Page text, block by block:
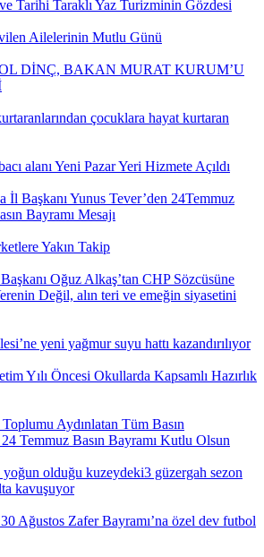
Tarihi Taraklı Yaz Turizminin Gözdesi
Ailelerinin Mutlu Günü
DİNÇ, BAKAN MURAT KURUM’U
çocuklara hayat kurtaran
alanı Yeni Pazar Yeri Hizmete Açıldı
İl Başkanı Yunus Tever’den 24Temmuz
Bayramı Mesajı
Yakın Takip
Oğuz Alkaş’tan CHP Sözcüsüne
Değil, alın teri ve emeğin siyasetini
yeni yağmur suyu hattı kazandırılıyor
Yılı Öncesi Okullarda Kapsamlı Hazırlık
Aydınlatan Tüm Basın
Temmuz Basın Bayramı Kutlu Olsun
yoğun olduğu kuzeydeki3 güzergah sezon
kavuşuyor
Ağustos Zafer Bayramı’na özel dev futbol